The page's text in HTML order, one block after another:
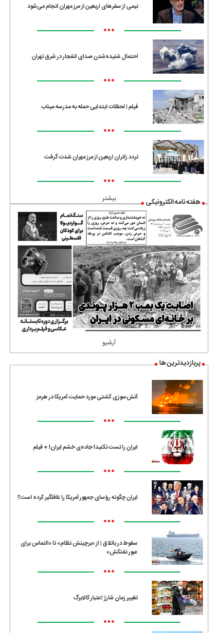
نیمی از سفرهای اربعین از مرز مهران انجام می‌شود
•••
احتمال شنیده‌شدن صدای انفجار در شرق تهران
•••
فیلم | لحظات ابتدایی حمله به مدرسه میناب
•••
تردد زائران اربعین از مرز مهران شدت گرفت
•••
بیشتر هفته نامه الکترونیکی
آرشیو
پربازدیدترین ها
آتش‌سوزی کشتی مورد حمایت آمریکا در هرمز
•••
ایران را تست نکنید! جاده‌ی خشم ایران! + فیلم
•••
ایران چگونه رؤسای جمهور آمریکا را غافلگیر کرده است؟
•••
سقوط در باتلاق | از «برچینش نظام» تا «التماس برای
عبور نفتکش»
•••
تغییر زمان شارژ اعتبار کالابرگ
•••